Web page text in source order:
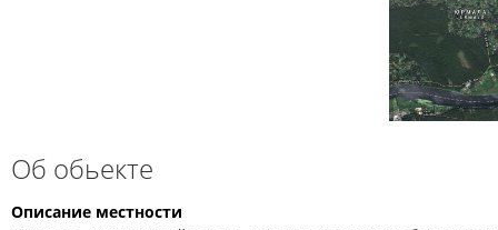
Об обьекте
Описание местности